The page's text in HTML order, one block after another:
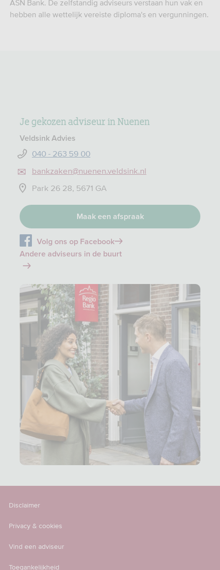
ASN Bank. De zelfstandig adviseurs verstaan hun vak en
hebben alle wettelijk vereiste diploma's en vergunningen.
Je gekozen adviseur in Nuenen
Veldsink Advies
040 - 263 59 00
bankzaken@nuenen.veldsink.nl
Park 26 28, 5671 GA
Maak een afspraak
Volg ons op Facebook
Andere adviseurs in de buurt
Disclaimer
Privacy & cookies
Vind een adviseur
Toegankelijkheid